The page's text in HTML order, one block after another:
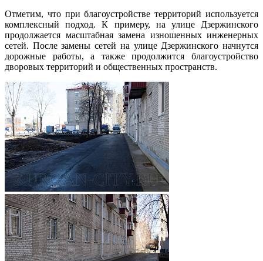
Отметим, что при благоустройстве территорий используется
комплексный подход. К примеру, на улице Дзержинского
продолжается масштабная замена изношенных инженерных
сетей. После замены сетей на улице Дзержинского начнутся
дорожные работы, а также продолжится благоустройство
дворовых территорий и общественных пространств.